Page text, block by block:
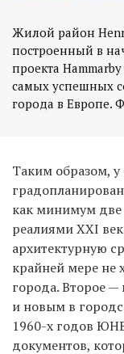
Жилой район
построенный в
проекта
самых успешных
города в Европе.
Таким образом,
как минимум две
реалиями XXI
архитектурную
крайней мере не
города. Второе
и новым в
1960-х годов
документов,